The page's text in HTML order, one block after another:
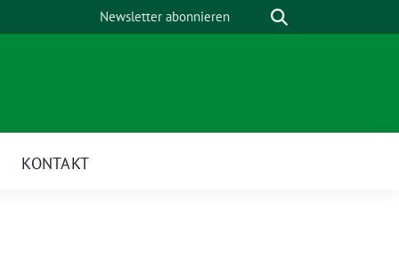
Newsletter abonnieren Suche
KONTAKT